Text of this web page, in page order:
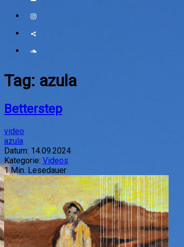
Tag: azula
Betterstep
video
azula
Datum: 14.09.2024
Kategorie: Videos
1Min. Lesedauer